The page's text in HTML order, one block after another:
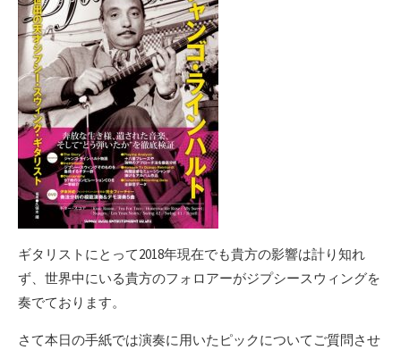
ギタリストにとって2018年現在でも貴方の影響は計り知れ
ず、世界中にいる貴方のフォロアーがジプシースウィングを
奏でております。
さて本日の手紙では演奏に用いたピックについてご質問させ